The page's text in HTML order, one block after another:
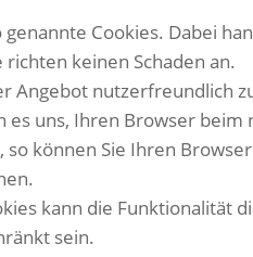
Cookies. Dabei
keinen Schaden an.
Angebot nutzerfreundlich
es uns, Ihren Browser
so können Sie Ihren
kann die Funktionalität
sein.